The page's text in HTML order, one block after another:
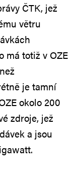
ČTK, jež
větru
má totiž v OZE
je tamní
okolo 200
zdroje, jež
a jsou